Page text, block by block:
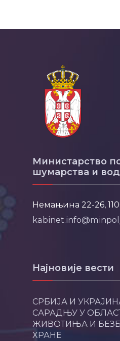
Министарство
шумарства и
Немањина 22-26,
Најновије вести
СРБИЈА И
САРАДЊУ У
ЖИВОТИЊА И
ХРАНЕ